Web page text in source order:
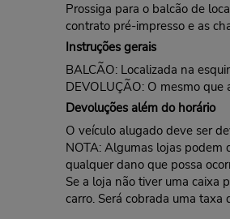
Prossiga para o balcão de
contrato pré-impresso e as
Instruções gerais
BALCÃO: Localizada na
DEVOLUÇÃO: O mesmo que
Devoluções além do horário
O veículo alugado deve ser
NOTA: Algumas lojas podem
qualquer dano que possa
Se a loja não tiver uma caixa
carro. Será cobrada uma